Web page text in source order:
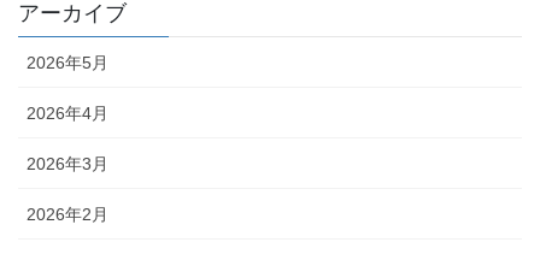
アーカイブ
2026年5月
2026年4月
2026年3月
2026年2月